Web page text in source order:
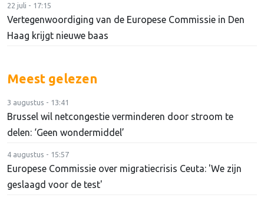
22 juli - 17:15
Vertegenwoordiging van de Europese Commissie in Den
Haag krijgt nieuwe baas
Meest gelezen
3 augustus - 13:41
Brussel wil netcongestie verminderen door stroom te
delen: ‘Geen wondermiddel’
4 augustus - 15:57
Europese Commissie over migratiecrisis Ceuta: 'We zijn
geslaagd voor de test'